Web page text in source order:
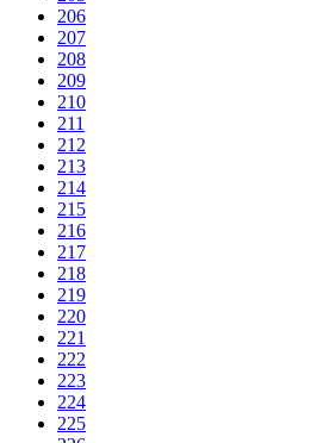
206
207
208
209
210
211
212
213
214
215
216
217
218
219
220
221
222
223
224
225